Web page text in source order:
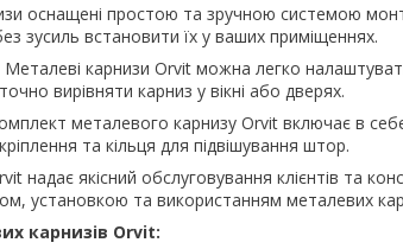
оснащені простою та зручною системою
зусиль встановити їх у ваших приміщеннях.
Металеві карнизи Orvit можна легко
вирівняти карниз у вікні або дверях.
металевого карнизу Orvit включає в
та кільця для підвішування штор.
надає якісний обслуговування клієнтів та
установкою та використанням металевих
карнизів Orvit: